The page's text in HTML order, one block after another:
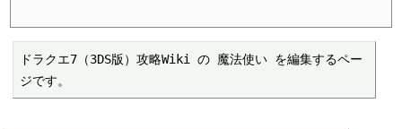
ドラクエ7（3DS版）攻略Wiki の 魔法使い を編集するペー
ジです。